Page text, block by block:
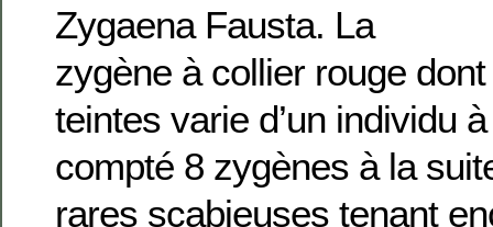
Zygaena Fausta. La
zygène à collier rouge dont
teintes varie d’un individu à
compté 8 zygènes à la
rares scabieuses tenant